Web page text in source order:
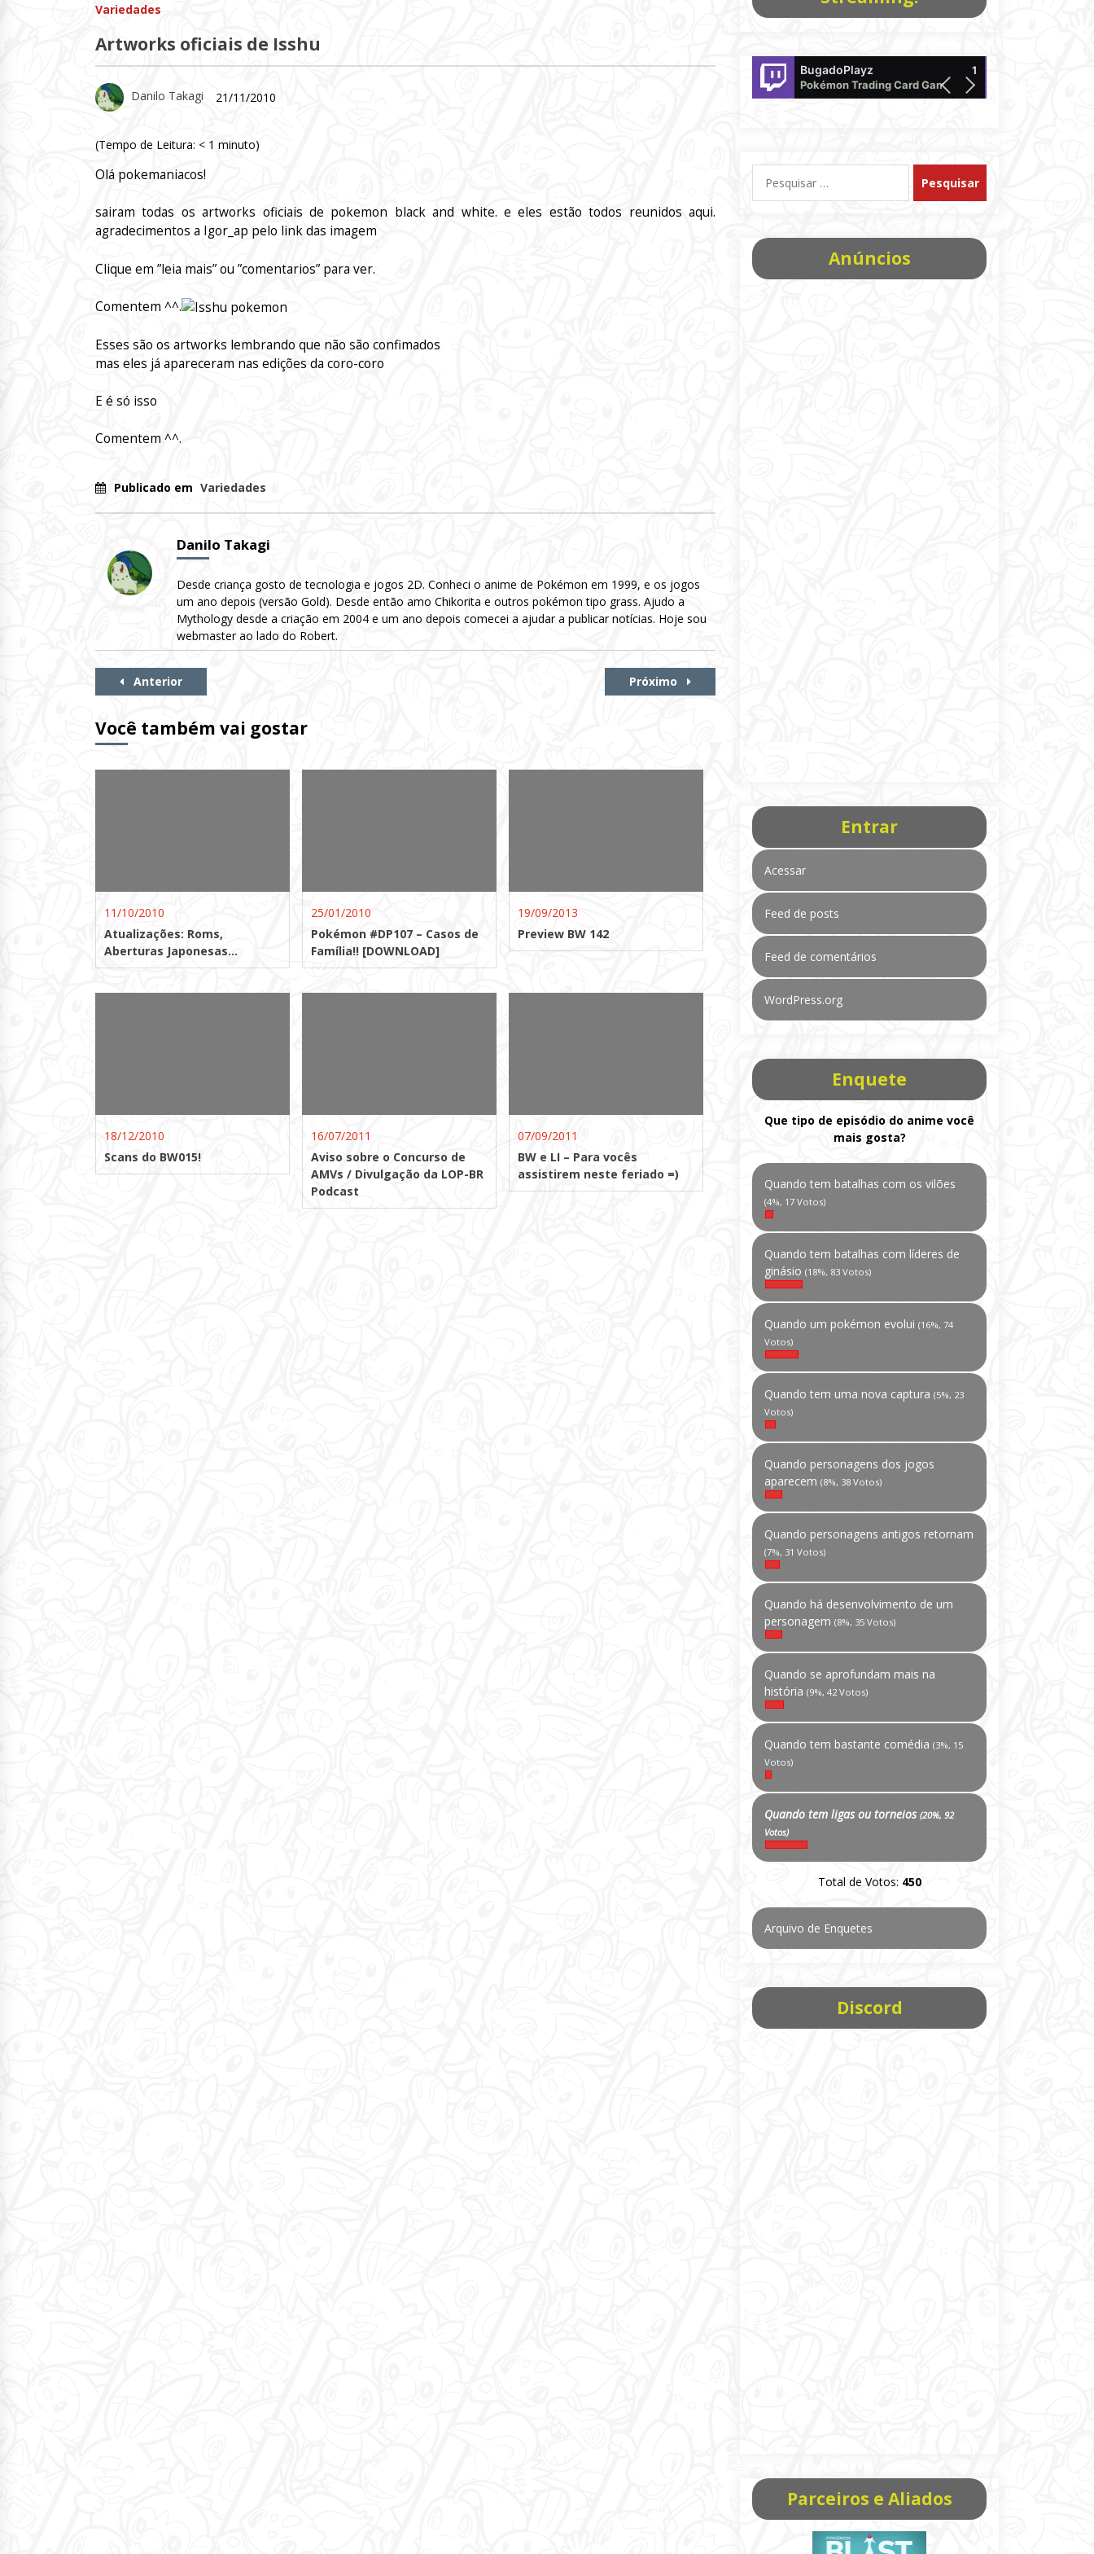
Variedades
Artworks oficiais de Isshu
Danilo Takagi 21/11/2010
(Tempo de Leitura: < 1 minuto)
Olá pokemaniacos!
sairam todas os artworks oficiais de pokemon black and white. e eles estão todos reunidos aqui.
agradecimentos a Igor_ap pelo link das imagem
Clique em ”leia mais” ou ”comentarios” para ver.
Comentem ^^.
Esses são os artworks lembrando que não são confimados
mas eles já apareceram nas edições da coro-coro
E é só isso
Comentem ^^.
Publicado em Variedades
Danilo Takagi
Desde criança gosto de tecnologia e jogos 2D. Conheci o anime de Pokémon em 1999, e os jogos
um ano depois (versão Gold). Desde então amo Chikorita e outros pokémon tipo grass. Ajudo a
Mythology desde a criação em 2004 e um ano depois comecei a ajudar a publicar notícias. Hoje sou
webmaster ao lado do Robert.
Continue
Anterior Próximo
Você também vai gostar
11/10/2010
Atualizações: Roms,
Aberturas Japonesas…
25/01/2010
Pokémon #DP107 – Casos de
Família!! [DOWNLOAD]
19/09/2013
Preview BW 142
18/12/2010
Scans do BW015!
16/07/2011
Aviso sobre o Concurso de
AMVs / Divulgação da LOP-BR
Podcast
07/09/2011
BW e LI – Para vocês
assistirem neste feriado =)
PokemonTCG BugadoPlayz
Pokémon Trading Card Game
1
por:
Anúncios
Entrar
Acessar
Feed de posts
Feed de comentários
WordPress.org
Enquete
Que tipo de episódio do anime você
mais gosta?
Quando tem batalhas com os vilões
(4%, 17 Votos)
Quando tem batalhas com líderes de
ginásio (18%, 83 Votos)
Quando um pokémon evolui (16%, 74
Votos)
Quando tem uma nova captura (5%, 23
Votos)
Quando personagens dos jogos
aparecem (8%, 38 Votos)
Quando personagens antigos retornam
(7%, 31 Votos)
Quando há desenvolvimento de um
personagem (8%, 35 Votos)
Quando se aprofundam mais na
história (9%, 42 Votos)
Quando tem bastante comédia (3%, 15
Votos)
Quando tem ligas ou torneios (20%, 92
Votos)
Total de Votos: 450
Arquivo de Enquetes
Discord
Parceiros e Aliados